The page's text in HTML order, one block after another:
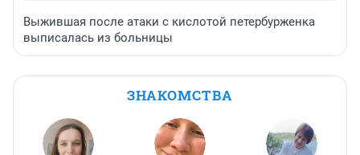
Выжившая после атаки с кислотой петербурженка
выписалась из больницы
ЗНАКОМСТВА